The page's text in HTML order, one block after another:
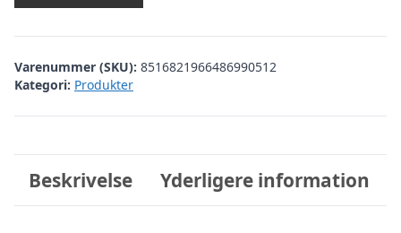
Varenummer (SKU): 8516821966486990512
Kategori: Produkter
Beskrivelse Yderligere information